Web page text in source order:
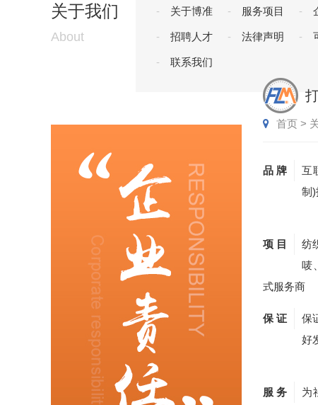
关于我们
About
关于博准 服务项目
招聘人才 法律声明
联系我们
首页 >
品 牌
互
制)
项 目
纺
唛
式服务商
保 证
保
好
服 务
为